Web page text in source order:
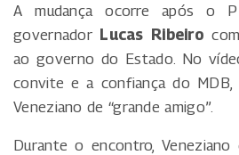
A mudança ocorre após o
governador Lucas Ribeiro
ao governo do Estado. No
convite e a confiança do MDB,
Veneziano de “grande amigo”.
Durante o encontro,